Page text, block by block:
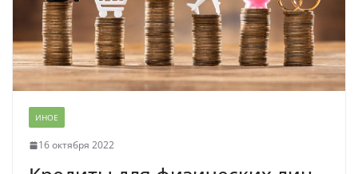
ИНОЕ
16 октября 2022